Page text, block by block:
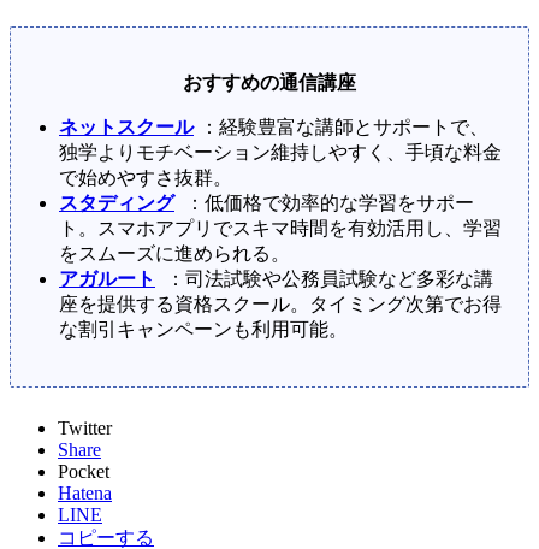
おすすめの通信講座
ネットスクール
：経験豊富な講師とサポートで、
独学よりモチベーション維持しやすく、手頃な料金
で始めやすさ抜群。
スタディング
：低価格で効率的な学習をサポー
ト。スマホアプリでスキマ時間を有効活用し、学習
をスムーズに進められる。
アガルート
：司法試験や公務員試験など多彩な講
座を提供する資格スクール。タイミング次第でお得
な割引キャンペーンも利用可能。
Twitter
Share
Pocket
Hatena
LINE
コピーする